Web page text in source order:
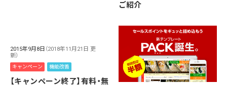
ご紹介
2015年9月8日 （2018年11月21日 更
新）
キャンペーン 機能改善
【キャンペーン終了】有料・無